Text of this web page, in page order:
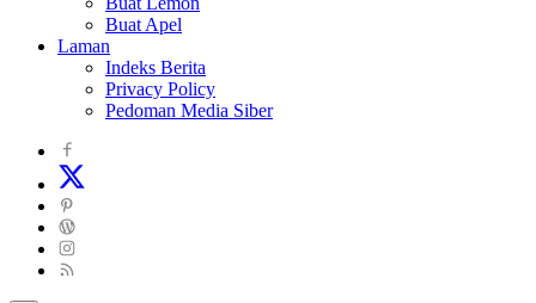
Buat Apel
Laman
Indeks Berita
Privacy Policy
Pedoman Media Siber